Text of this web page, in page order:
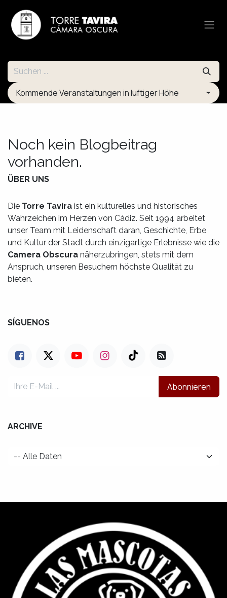
Kommende Veranstaltungen in luftiger Höhe
Noch kein Blogbeitrag
vorhanden.
ÜBER UNS
Die Torre Tavira ist ein kulturelles und historisches
Wahrzeichen im Herzen von Cádiz. Seit 1994 arbeitet
unser Team mit Leidenschaft daran, Geschichte, Erbe
und Kultur der Stadt durch einzigartige Erlebnisse wie die
Camera Obscura näherzubringen, stets mit dem
Anspruch, unseren Besuchern höchste Qualität zu
bieten.
SÍGUENOS
Abonnieren
ARCHIVE